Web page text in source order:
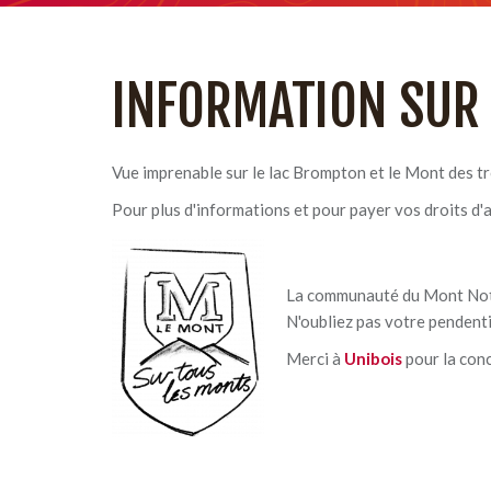
INFORMATION
Vue imprenable sur le lac Brompton et le Mont des
Pour plus d'informations et pour payer vos droits
La communauté du Mont
N'oubliez pas votre
Merci à Uniboispour la